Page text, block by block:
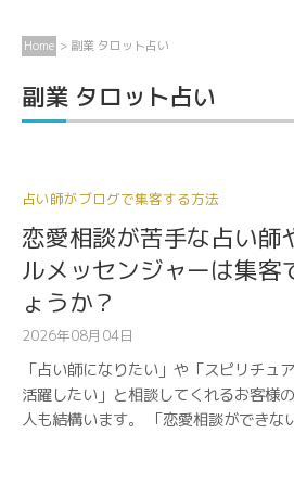
Home > 副業 タロット占い
副業 タロット占い
占い師がブログで集客する方法
恋愛相談が苦手な占い師
ルメッセンジャーは集客
ょうか？
2026年08月04日
「占い師になりたい」や「スピリチュ
活躍したい」と相談してくれるお客様
人も結構います。 「恋愛相談ができな